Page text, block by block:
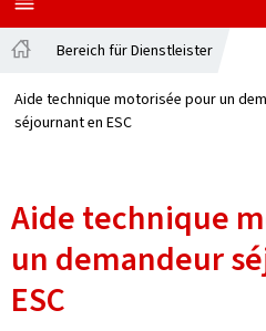
MENÜ
HAUPT-
Bereich für Dienstleister
Aide technique motorisée pour un
séjournant en ESC
Aide technique
un demandeur
ESC